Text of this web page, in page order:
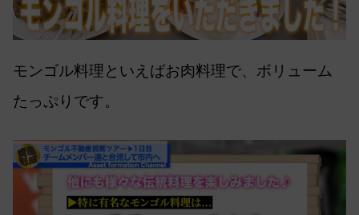
モンゴル料理といえばお肉料理で、ボリューム
たっぷりです。